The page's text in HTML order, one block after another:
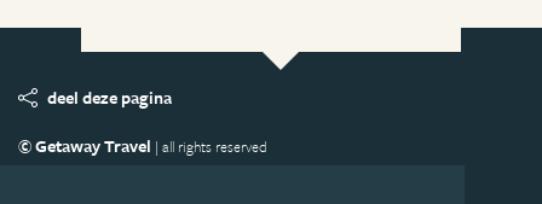
deel deze pagina
© Getaway Travel | all rights reserved